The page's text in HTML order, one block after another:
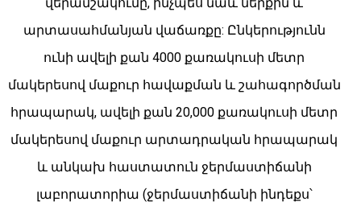
վերամշակումը, ինչպես նաև ներքին և
արտասահմանյան վաճառքը: Ընկերությունն
ունի ավելի քան 4000 քառակուսի մետր
մակերեսով մաքուր հավաքման և շահագործման
հրապարակ, ավելի քան 20,000 քառակուսի մետր
մակերեսով մաքուր արտադրական հրապարակ
և անկախ հաստատուն ջերմաստիճանի
լաբորատորիա (ջերմաստիճանի ինդեքս՝